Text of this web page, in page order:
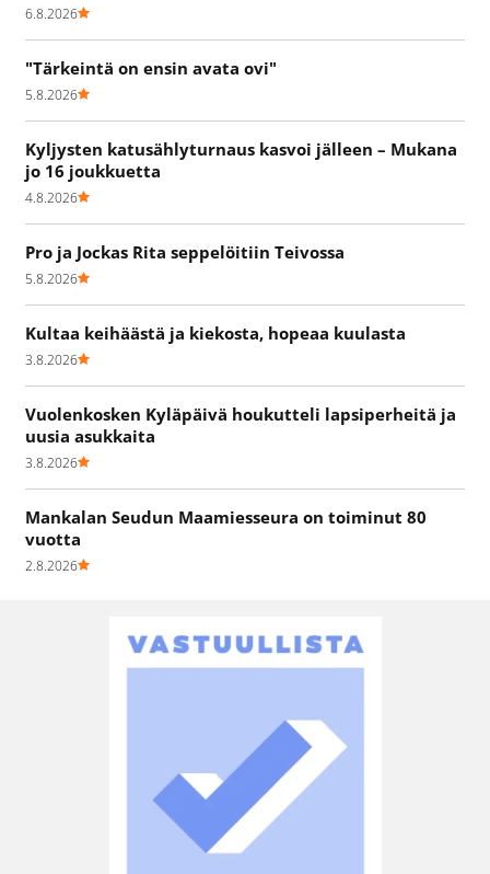
6.8.2026
"Tärkeintä on ensin avata ovi"
5.8.2026
Kyljysten katusählyturnaus kasvoi jälleen – Mukana
jo 16 joukkuetta
4.8.2026
Pro ja Jockas Rita seppelöitiin Teivossa
5.8.2026
Kultaa keihäästä ja kiekosta, hopeaa kuulasta
3.8.2026
Vuolenkosken Kyläpäivä houkutteli lapsiperheitä ja
uusia asukkaita
3.8.2026
Mankalan Seudun Maamiesseura on toiminut 80
vuotta
2.8.2026